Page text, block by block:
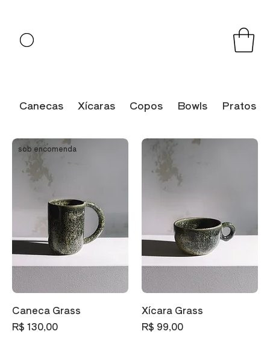
Canecas Xícaras Copos Bowls Pratos
sob encomenda
Caneca Grass
Preço
R$ 130,00
Xícara Grass
Preço
R$ 99,00